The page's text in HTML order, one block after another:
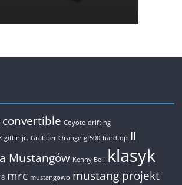
convertible Coyote drifting
gittin jr. Grabber Orange gt500 hardtop II
Mustangów Kenny Bell klasyk
mrc mustangowo mustang projekt